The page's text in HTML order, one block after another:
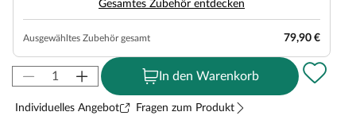
Gesamtes Zubehör entdecken
Ausgewähltes Zubehör gesamt 79,90 €
In den Warenkorb
Individuelles Angebot Fragen zum Produkt